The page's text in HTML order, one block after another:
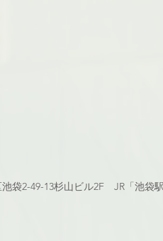
袋2-49-13杉山ビル2F　JR「池袋